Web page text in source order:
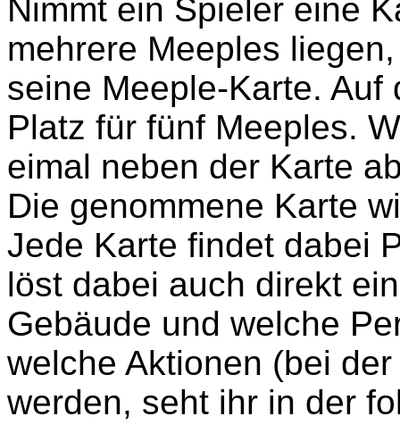
Nimmt ein Spieler eine
mehrere Meeples
seine Meeple-Karte.
Platz für fünf Meeples.
eimal neben der Karte
Die genommene Karte
Jede Karte findet dabei
löst dabei auch direkt
Gebäude und welche
welche Aktionen (bei
werden, seht ihr in der